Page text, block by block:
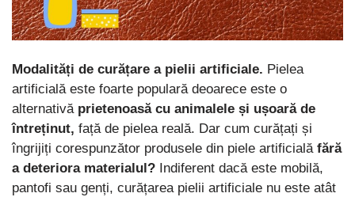
Modalități de curățare a pielii artificiale. Pielea
artificială este foarte populară deoarece este o
alternativă prietenoasă cu animalele și ușoară de
întreținut, față de pielea reală. Dar cum curățați și
îngrijiți corespunzător produsele din piele artificialăfără
a deteriora materialul? Indiferent dacă este mobilă,
pantofi sau genți, curățarea pielii artificiale nu este atât